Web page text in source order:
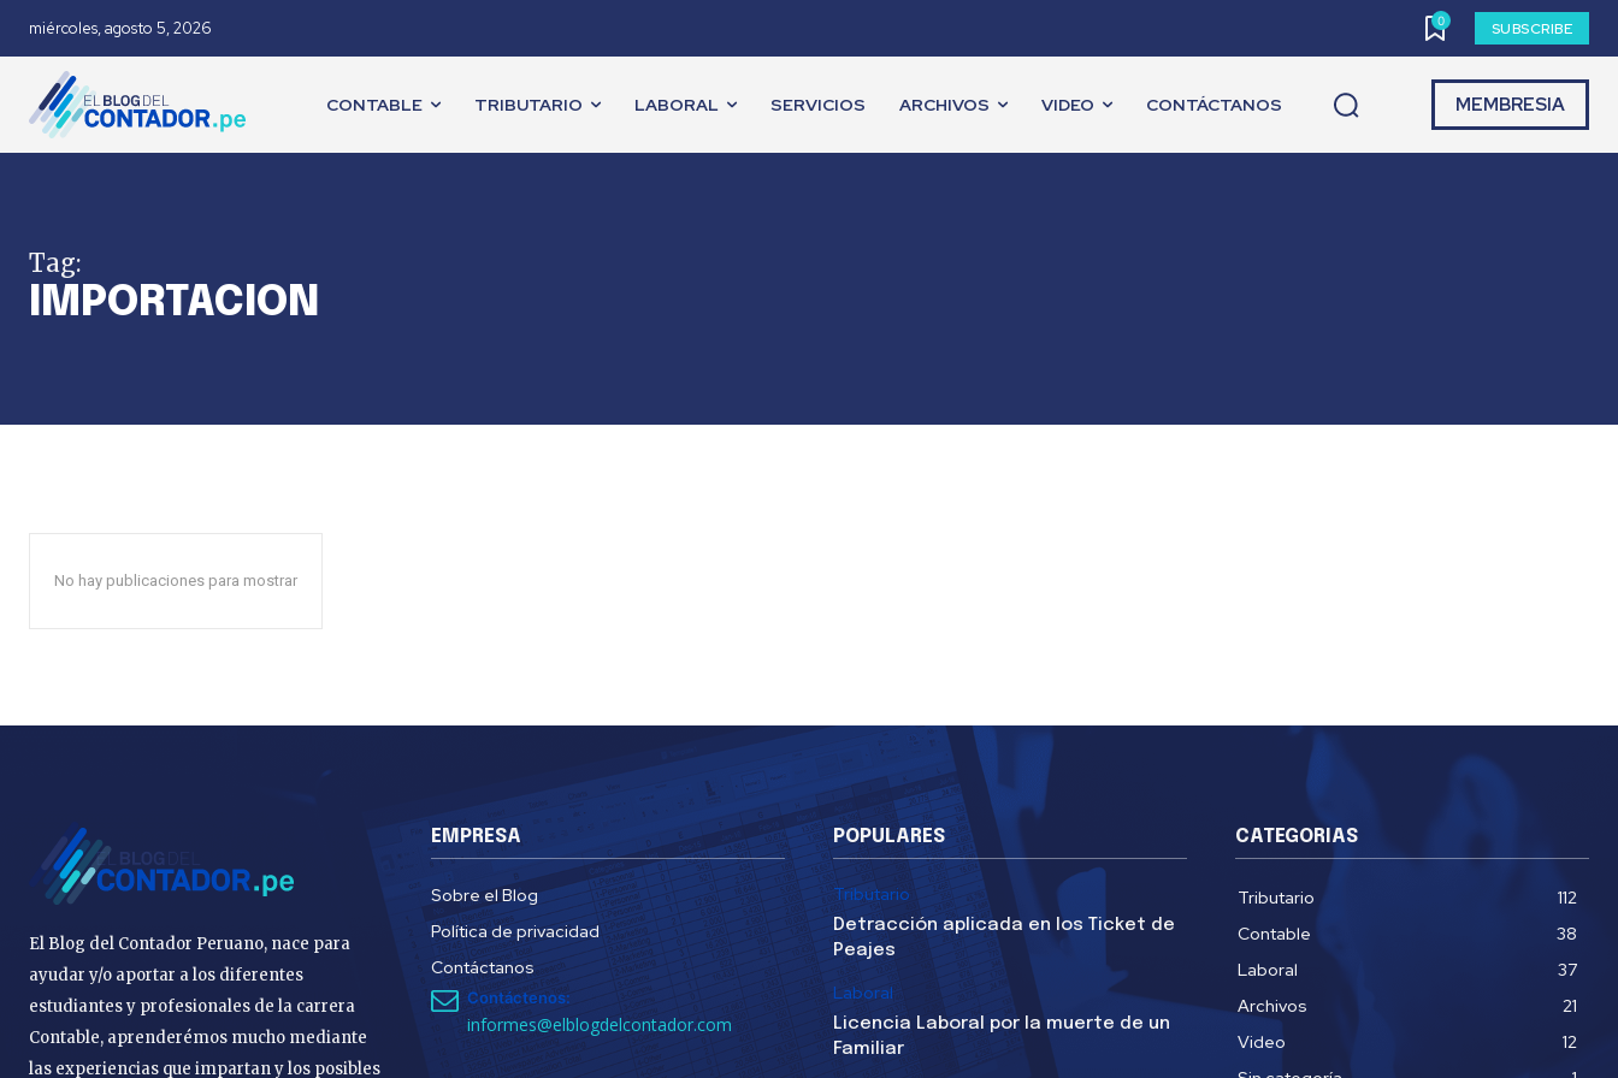
miércoles, agosto 5, 2026 0 SUBSCRIBE
CONTABLE TRIBUTARIO LABORAL SERVICIOS ARCHIVOS VIDEO CONTÁCTANOS MEMBRESIA
Tag:
IMPORTACION
No hay publicaciones para mostrar
El Blog del Contador Peruano, nace para
ayudar y/o aportar a los diferentes
estudiantes y profesionales de la carrera
Contable, aprenderémos mucho mediante
las experiencias que impartan y los posibles
EMPRESA
Sobre el Blog
Política de privacidad
Contáctanos
Contáctenos:
informes@elblogdelcontador.com
POPULARES
Tributario
Detracción aplicada en los Ticket de
Peajes
Laboral
Licencia Laboral por la muerte de un
Familiar
CATEGORIAS
Tributario
112
Contable
38
Laboral
37
Archivos
21
Video
12